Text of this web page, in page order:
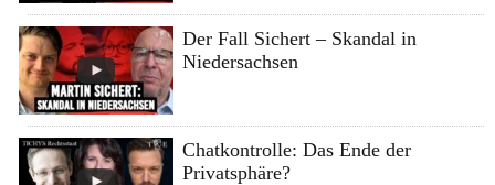
Der Fall Sichert – Skandal in
Niedersachsen
Chatkontrolle: Das Ende der
Privatsphäre?